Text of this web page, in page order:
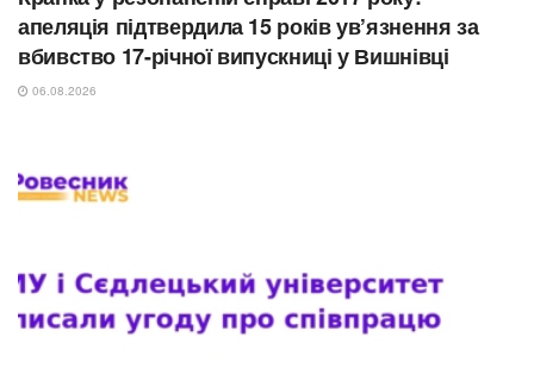
апеляція підтвердила 15 років ув’язнення за
вбивство 17-річної випускниці у Вишнівці
06.08.2026